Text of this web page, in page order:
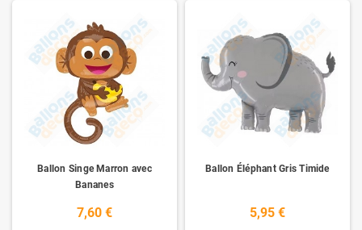
Ballon Singe Marron avec
Bananes
7,60 €
Ballon Éléphant Gris Timide
5,95 €